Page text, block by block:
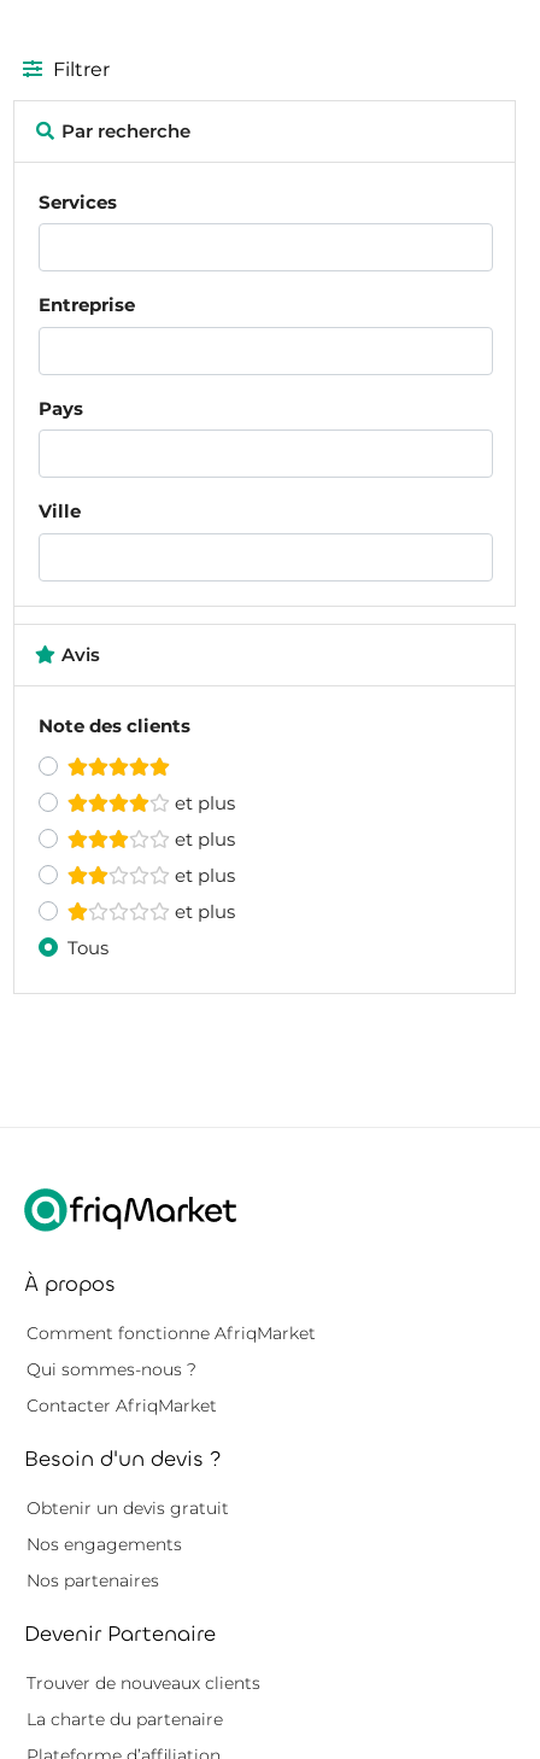
Filtrer
Par recherche
Services
Entreprise
Pays
Ville
Avis
Note des clients
et plus
et plus
et plus
et plus
Tous
À propos
Comment fonctionne AfriqMarket
Qui sommes-nous ?
Contacter AfriqMarket
Besoin d'un devis ?
Obtenir un devis gratuit
Nos engagements
Nos partenaires
Devenir Partenaire
Trouver de nouveaux clients
La charte du partenaire